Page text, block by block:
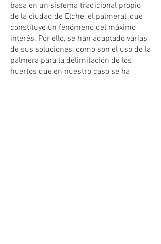
basa en un sistema tradicional propio
de la ciudad de Elche, el palmeral, que
constituye un fenómeno del máximo
interés. Por ello, se han adaptado varias
de sus soluciones, como son el uso de la
palmera para la delimitación de los
huertos que en nuestro caso se ha